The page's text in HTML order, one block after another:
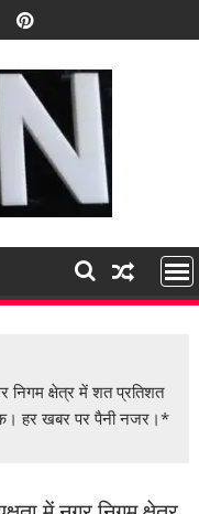
निगम क्षेत्र में शत प्रतिशत
हर खबर पर पैनी नजर।*